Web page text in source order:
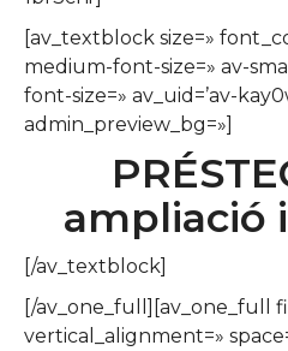
[av_textblock size=»
medium-font-size=» av-
font-size=» av_uid=’av-
admin_preview_bg=»]
ampliació
[/av_textblock]
[/av_one_full][av_one_full
vertical_alignment=»